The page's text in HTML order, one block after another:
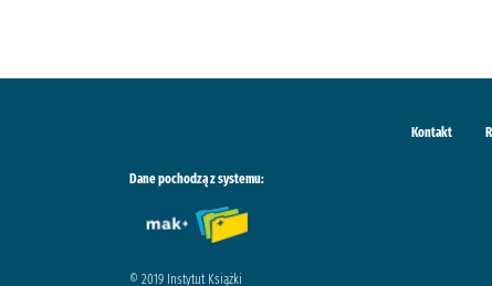
Kontakt
Dane pochodzą z systemu:
© 2019 Instytut Książki